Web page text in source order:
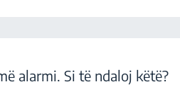
alarmi. Si të ndaloj këtë?